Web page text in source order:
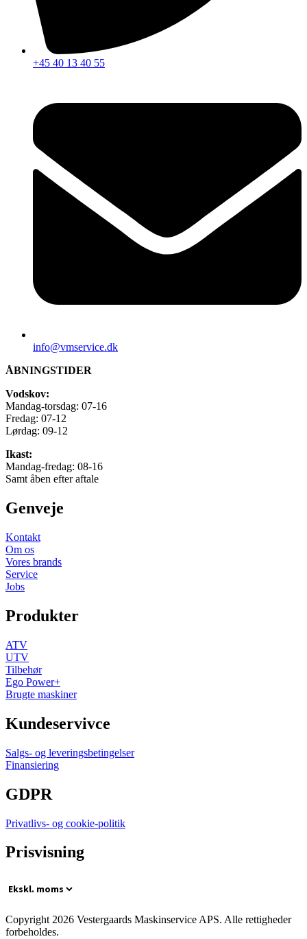
+45 40 13 40 55
info@vmservice.dk
ÅBNINGSTIDER
Vodskov:
Mandag-torsdag: 07-16
Fredag: 07-12
Lørdag: 09-12
Ikast:
Mandag-fredag: 08-16
Samt åben efter aftale
Genveje
Kontakt
Om os
Vores brands
Service
Jobs
Produkter
ATV
UTV
Tilbehør
Ego Power+
Brugte maskiner
Kundeservivce
Salgs- og leveringsbetingelser
Finansiering
GDPR
Privatlivs- og cookie-politik
Prisvisning
Copyright 2026 Vestergaards Maskinservice APS. Alle rettigheder
forbeholdes.